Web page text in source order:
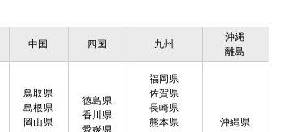
中国 四国 九州
沖縄
離島
鳥取県
島根県
岡山県
徳島県
香川県
愛媛県
福岡県
佐賀県
長崎県
熊本県
沖縄県